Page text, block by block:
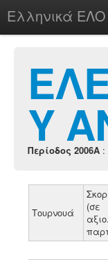
Ελληνικά ΕΛΟ
chesstu.be @ discord
Υ
Περίοδος 2006A :
Τουρνουά
Σκορ
(σε